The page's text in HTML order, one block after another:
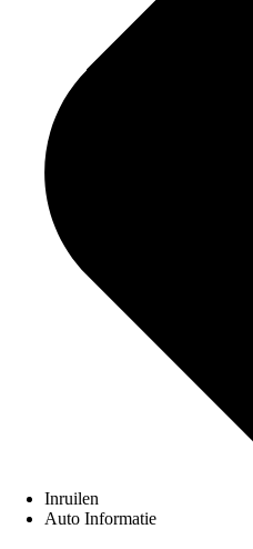
Inruilen
Auto Informatie